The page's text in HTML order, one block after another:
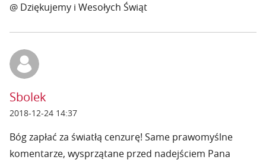
@ Dziękujemy i Wesołych Świąt
Sbolek
2018-12-24 14:37
Bóg zapłać za światłą cenzurę! Same prawomyślne
komentarze, wysprzątane przed nadejściem Pana